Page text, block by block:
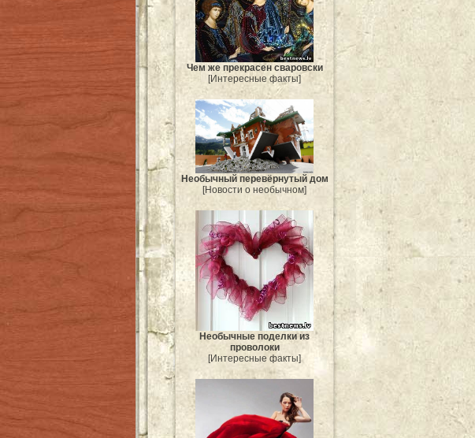
Чем же прекрасен сваровски
[Интересные факты]
Необычный перевёрнутый дом
[Новости о необычном]
Необычные поделки из
проволоки
[Интересные факты]